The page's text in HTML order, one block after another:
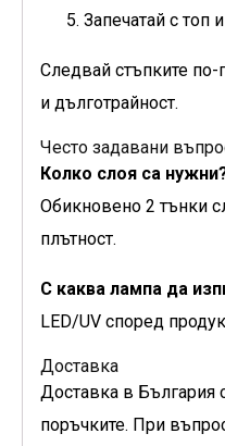
Запечатай с
Следвай стъпките по-
и дълготрайност.
Често задавани
Колко слоя са
Обикновено 2 тънки
плътност.
С каква лампа да
LED/UV според
Доставка
Доставка в България
поръчките. При